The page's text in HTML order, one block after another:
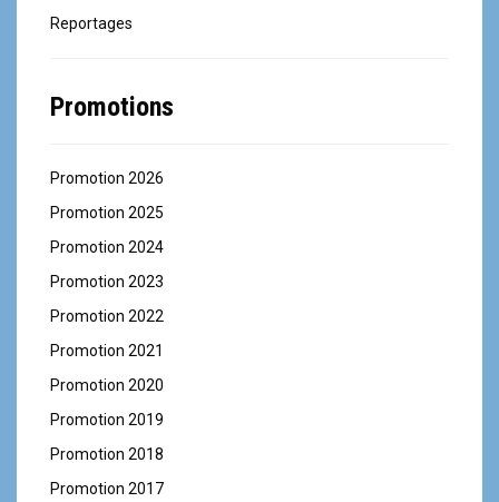
Reportages
Promotions
Promotion 2026
Promotion 2025
Promotion 2024
Promotion 2023
Promotion 2022
Promotion 2021
Promotion 2020
Promotion 2019
Promotion 2018
Promotion 2017